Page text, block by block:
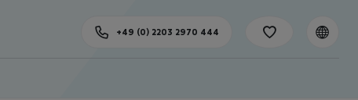
+49 (0) 2203 2970 444